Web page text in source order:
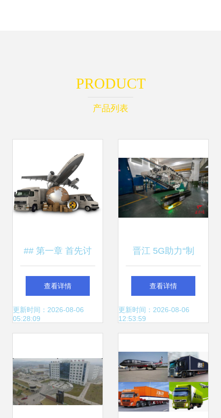
PRODUCT
产品列表
## 第一章 首先讨
论主要匹配区及市
保理直指收显
查看详情
更新时间：2026-08-06
05:28:09
晋江 5G助力“制
造”变“智造”，华宇
物流插上智慧翅膀
查看详情
更新时间：2026-08-06
12:53:59